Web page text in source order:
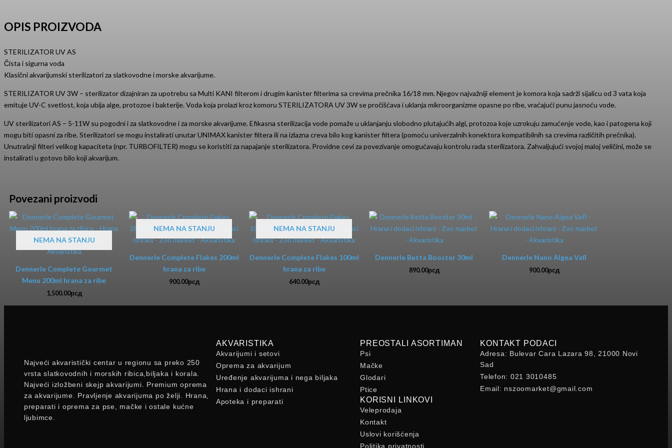
OPIS PROIZVODA
STERILIZATOR UV AS
Čista i sigurna voda
Klasični akvarijumski sterilizatori za slatkovodne i morske akvarijume.
STERILIZATOR UV 3W – sterilizator dizajniran za upotrebu sa Multi KANI filterom i drugim kanister filterima sa crevima prečnika 16/18 mm. Njegov najvažniji element je komora koja sadrži sijalicu od 3 vata koja
emituje UV-C svetlost, koja ubija alge, protozoe i bakterije. Voda koja prolazi kroz komoru STERILIZATORA UV 3W se pročišćava i uklanja mikroorganizme opasne po ribe, vraćajući punu jasnoću vode.
UV sterilizatori AS – 5-11W su pogodni i za slatkovodne i za morske akvarijume. Efikasna sterilizacija vode pomaže u uklanjanju slobodno plutajućih algi, protozoa koje uzrokuju zamućenje vode, kao i patogena koji
mogu biti opasni za ribe. Sterilizatori se mogu instalirati unutar UNIMAX kanister filtera ili na izlazna creva bilo kog kanister filtera (pomoću univerzalnih konektora kompatibilnih sa crevima različitih prečnika).
Unutrašnji filteri velikog kapaciteta (npr. TURBOFILTER) mogu se koristiti za napajanje sterilizatora. Providne cevi za povezivanje omogućavaju kontrolu rada sterilizatora. Zahvaljujući svojoj maloj veličini, može se
instalirati u gotovo bilo koji akvarijum.
Povezani proizvodi
NEMA NA STANJU
Dennerle Complete Gourmet
Menu 200ml hrana za ribe
1,500.00рсд
NEMA NA STANJU
Dennerle Complete Flakes 200ml
hrana za ribe
900.00рсд
NEMA NA STANJU
Dennerle Complete Flakes 100ml
hrana za ribe
640.00рсд
Dennerle Betta Booster 30ml
890.00рсд
Dennerle Nano Algea Vafl
900.00рсд
Najveći akvaristički centar u regionu sa preko 250
vrsta slatkovodnih i morskih ribica,biljaka i korala.
Najveći izložbeni skejp akvarijumi. Premium oprema
za akvarijume. Pravljenje akvarijuma po želji. Hrana,
preparati i oprema za pse, mačke i ostale kućne
ljubimce.
AKVARISTIKA
Akvarijumi i setovi
Oprema za akvarijum
Uređenje akvarijuma i nega biljaka
Hrana i dodaci ishrani
Apoteka i preparati
PREOSTALI ASORTIMAN
Psi
Mačke
Glodari
Ptice
KORISNI LINKOVI
Veleprodaja
Kontakt
Uslovi korišćenja
Politika privatnosti
KONTAKT PODACI
Adresa: Bulevar Cara Lazara 98, 21000 Novi
Sad
Telefon: 021 3010485
Email: nszoomarket@gmail.com